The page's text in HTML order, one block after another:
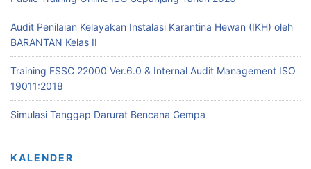
Audit Penilaian Kelayakan Instalasi Karantina Hewan (IKH) oleh
BARANTAN Kelas II
Training FSSC 22000 Ver.6.0 & Internal Audit Management ISO
19011:2018
Simulasi Tanggap Darurat Bencana Gempa
KALENDER